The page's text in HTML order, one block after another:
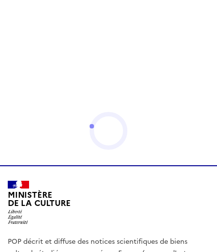
MINISTÈRE
DE LA CULTURE
POP décrit et diffuse des notices scientifiques de biens